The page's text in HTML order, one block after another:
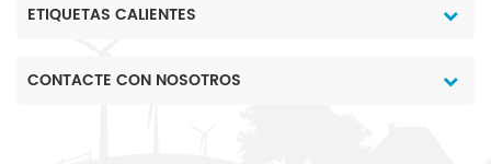
ETIQUETAS CALIENTES
CONTACTE CON NOSOTROS